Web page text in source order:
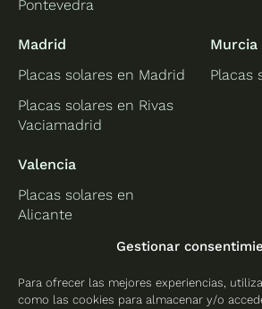
Gestionar
Para ofrecer las mejores experiencias,
como las cookies para almacenar y/o
Pontevedra
Madrid
Placas solares en Madrid
Placas solares en Rivas
Vaciamadrid
Murcia
Placas
Valencia
Placas solares en
Alicante
Placas solares en
Placas solares en